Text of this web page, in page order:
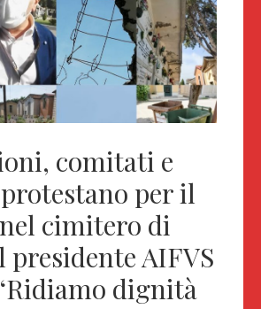
comitati e
per il
cimitero di
presidente AIFVS
dignità